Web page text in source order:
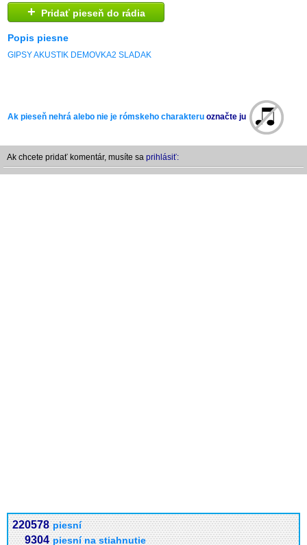
+ Pridať pieseň do rádia
Popis piesne
GIPSY AKUSTIK DEMOVKA2 SLADAK
Ak pieseň nehrá alebo nie je rómskeho charakteru označte ju
Ak chcete pridať komentár, musíte sa prihlásiť:
220578 piesní
9304 piesní na stiahnutie